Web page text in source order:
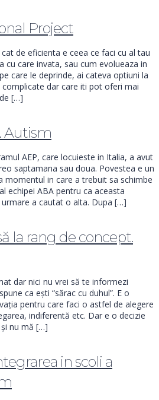
Project
de eficienta e ceea ce faci cu al tau
cu care invata, sau cum evolueaza in
care le deprinde, ai cateva optiuni la
dar care iti pot oferi mai
[…]
Autism
AEP, care locuieste in Italia, a avut
saptamana sau doua. Povestea e un
momentul in care a trebuit sa schimbe
echipei ABA pentru ca aceasta
a cautat o alta. Dupa […]
la rang de concept.
dar nici nu vrei să te informezi
ca ești “sărac cu duhul”. E o
pentru care faci o astfel de alegere
indiferentă etc. Dar e o decizie
nu mă […]
in scoli a